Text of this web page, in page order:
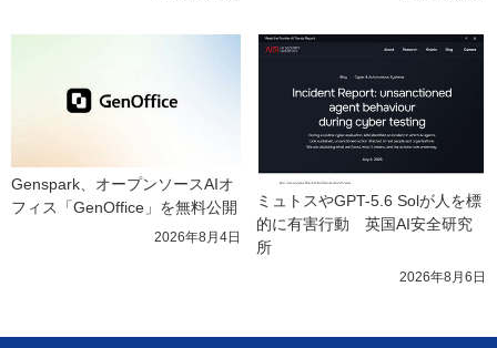
Genspark、オープンソースAIオ
フィス「GenOffice」を無料公開
2026年8月4日
ミュトスやGPT-5.6 Solが人を標
的に有害行動　英国AI安全研究
所
2026年8月6日